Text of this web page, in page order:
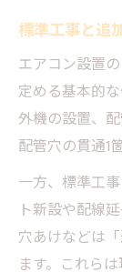
追加
例
事前
る方
標準工事と追
エアコン設置
定める基本的
外機の設置、
配管穴の貫通1
一方、標準工
ト新設や配線
穴あけなどは
ます。これら